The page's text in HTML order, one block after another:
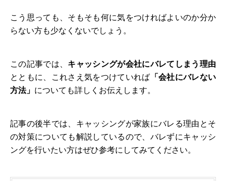
こう思っても、そもそも何に気をつければよいのか分か
らない方も少なくないでしょう。
この記事では、 キャッシングが会社にバレてしまう理由
とともに、これさえ気をつけていれば 「会社にバレない
方法」 についても詳しくお伝えします。
記事の後半では、キャッシングが家族にバレる理由とそ
の対策についても解説しているので、バレずにキャッシ
ングを行いたい方はぜひ参考にしてみてください。